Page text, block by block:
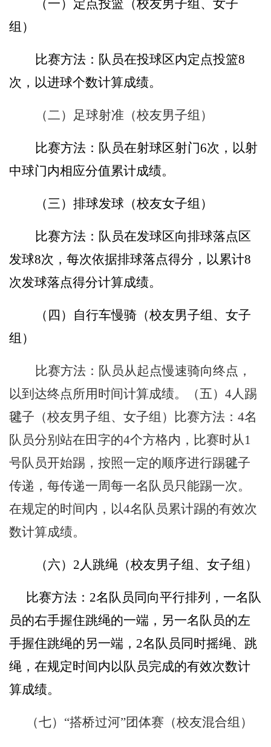
（一）定点投篮（校友男子组、女子
组）
比赛方法：队员在投球区内定点投篮8
次，以进球个数计算成绩。
（二）足球射准（校友男子组）
比赛方法：队员在射球区射门6次，以射
中球门内相应分值累计成绩。
（三）排球发球（校友女子组）
比赛方法：队员在发球区向排球落点区
发球8次，每次依据排球落点得分，以累计8
次发球落点得分计算成绩。
（四）自行车慢骑（校友男子组、女子
组）
比赛方法：队员从起点慢速骑向终点，
以到达终点所用时间计算成绩。（五） 4人踢
毽子（校友男子组、女子组）比赛方法： 4名
队员分别站在田字的4个方格内，比赛时从1
号队员开始踢，按照一定的顺序进行踢毽子
传递，每传递一周每一名队员只能踢一次。
在规定的时间内，以4名队员累计踢的有效次
数计算成绩。
（六） 2人跳绳（校友男子组、女子组）
比赛方法： 2名队员同向平行排列，一名队
员的右手握住跳绳的一端，另一名队员的左
手握住跳绳的另一端， 2名队员同时摇绳、跳
绳，在规定时间内以队员完成的有效次数计
算成绩。
（七）“搭桥过河”团体赛（校友混合组）